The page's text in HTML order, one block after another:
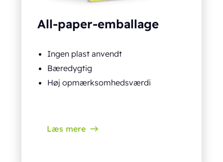
All-paper-emballage
Ingen plast anvendt
Bæredygtig
Høj opmærksomhedsværdi
Læs mere